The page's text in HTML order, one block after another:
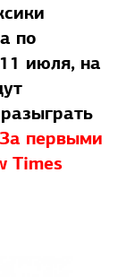
по
июля, на
За первыми
Times